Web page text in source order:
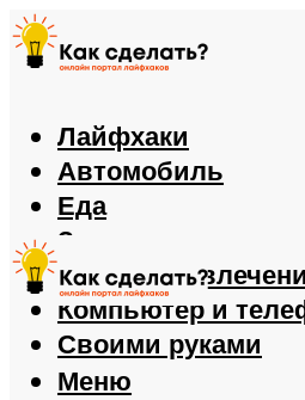
Лайфхаки
Автомобиль
Еда
Здоровье
Игры и
Компьютер и
Своими руками
Меню